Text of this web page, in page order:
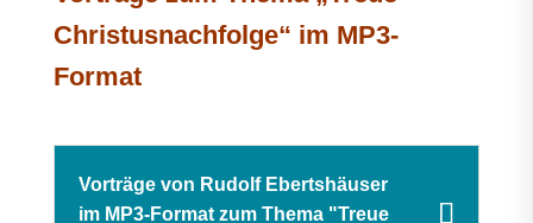
Christusnachfolge“ im MP3-
Format
Vorträge von Rudolf Ebertshäuser
im MP3-Format zum Thema "Treue